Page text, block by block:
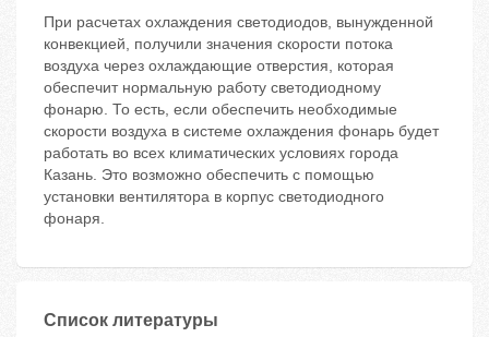
При расчетах охлаждения светодиодов, вынужденной
конвекцией, получили значения скорости потока
воздуха через охлаждающие отверстия, которая
обеспечит нормальную работу светодиодному
фонарю. То есть, если обеспечить необходимые
скорости воздуха в системе охлаждения фонарь будет
работать во всех климатических условиях города
Казань. Это возможно обеспечить с помощью
установки вентилятора в корпус светодиодного
фонаря.
Список литературы